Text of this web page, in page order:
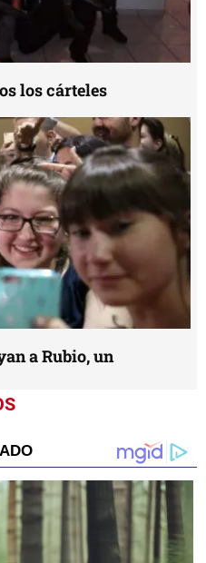
los cárteles
a Rubio, un